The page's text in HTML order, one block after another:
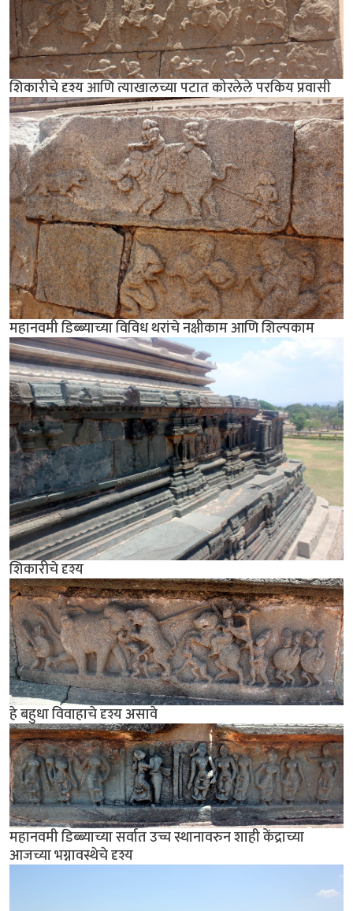
शिकारीचे दृश्य आणि त्याखालच्या पटात कोरलेले परकिय प्रवासी
महानवमी डिब्ब्याच्या विविध थरांचे नक्षीकाम आणि शिल्पकाम
शिकारीचे दृश्य
हे बहुधा विवाहाचे दृश्य असावे
महानवमी डिब्ब्याच्या सर्वात उच्च स्थानावरुन शाही केंद्राच्या
आजच्या भग्नावस्थेचे दृश्य